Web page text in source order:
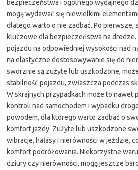
bezpieczeństwa i ogólnego wydajnego
mogą wydawać się niewielkimi
dlatego warto o nie zadbać. Po pierwsze,
kluczowe dla bezpieczeństwa na drodze.
pojazdu na odpowiedniej wysokości nad
na elastyczne dostosowywanie się do
sworznie są zużyte lub uszkodzone,
stabilność pojazdu, zwłaszcza podczas
W skrajnych przypadkach może to nawet
kontroli nad samochodem i wypadku
powodem, dla którego warto zadbać o
komfort jazdy. Zużyte lub uszkodzone
wibracje, hałasy i nierówności w jeździe,
komfort podróżowania. Niekorzystne
dziury czy nierówności, mogą jeszcze